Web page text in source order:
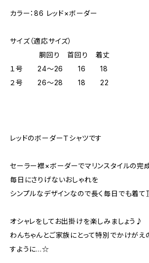
カラー：86 レッド×ボーダー
サイズ（適応サイズ）
胴回り 首回り 着丈
１号 24～26 16 18
２号 26～28 18 22
レッドのボーダーＴシャツです
セーラー襟×ボーダーでマリンスタイルの完
毎日にさりげないおしゃれを
シンプルなデザインなので長く毎日でも着て
オシャレをしてお出掛けを楽しみましょう♪
わんちゃんとご家族にとって特別でかけがえ
すように…☆